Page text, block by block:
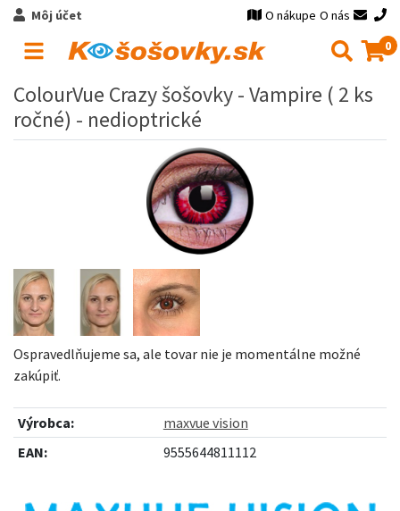
Môj účet O nákupe O nás
0
ColourVue Crazy šošovky - Vampire ( 2 ks
ročné) - nedioptrické
Ospravedlňujeme sa, ale tovar nie je momentálne možné
zakúpiť.
Výrobca:
maxvue vision
EAN:
9555644811112